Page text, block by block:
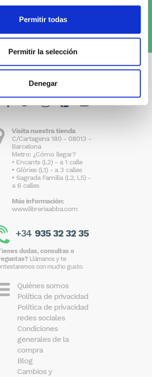
Permitir todas
Permitir la selección
Denegar
Visita nuestra tienda
C/Cartagena 180 - 08013 -
Barcelona
Metro: ¿Cómo llegar?
• Encants (L2) - a 1 calle
• Glòries (L1) - a 3 calles
• Sagrada Familia (L2, L5) -
a 6 calles
Más información:
www.libreriaabba.com
+34 935 32 32 35
dudas, consultas o
Llámanos y te
con mucho gusto.
Quiénes somos
Política de privacidad
Política de privacidad
redes sociales
Condiciones
generales de la
compra
Blog
Cambios y